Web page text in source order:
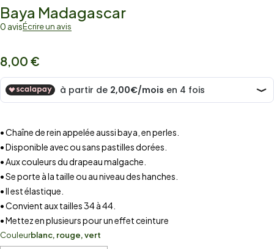
Baya Madagascar
0 avisÉcrire un avis
8,00 €
• Chaîne de rein appelée aussi baya, en perles.
• Disponible avec ou sans pastilles dorées.
• Aux couleurs du drapeau malgache.
• Se porte à la taille ou au niveau des hanches.
• Il est élastique.
• Convient aux tailles 34 à 44.
• Mettez en plusieurs pour un effet ceinture
Couleurblanc, rouge, vert